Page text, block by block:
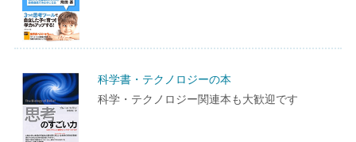
科学書・テクノロジーの本
科学・テクノロジー関連本も大歓迎です